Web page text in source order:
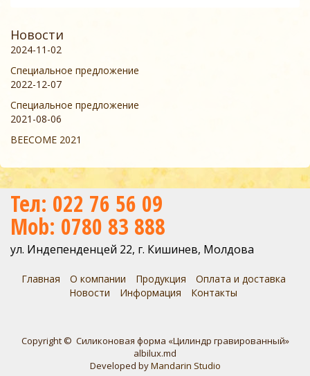
Новости
2024-11-02
Специальное предложение
2022-12-07
Специальное предложение
2021-08-06
BEECOME 2021
Тел: 022 76 56 09
Mob: 0780 83 888
ул. Индепенденцей 22, г. Кишинев, Молдова
Главная О компании Продукция
Оплата и доставка
Новости
Информация Контакты
Copyright © Силиконовая форма «Цилиндр гравированный»
albilux.md
Developed byMandarin Studio